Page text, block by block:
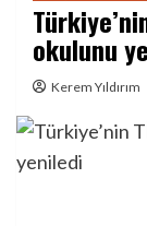
okulunu
Kerem Yıldırım